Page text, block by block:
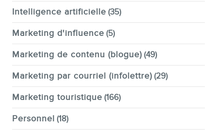
Intelligence artificielle (35)
Marketing d'influence (5)
Marketing de contenu (blogue) (49)
Marketing par courriel (infolettre) (29)
Marketing touristique (166)
Personnel (18)